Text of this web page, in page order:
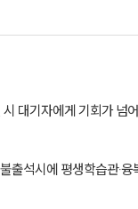
대기자에게 기회가 넘
출석시에 평생학습관·